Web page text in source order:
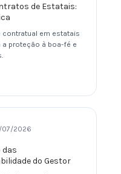
de Estatais:
contratual em estatais
a proteção à boa-fé e
07/2026
das
do Gestor